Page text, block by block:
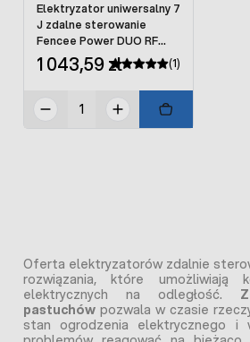
Elektryzator uniwersalny 7
J zdalne sterowanie
Fencee Power DUO RF
PDX70 SMART z pilotem
1 043,59 zł (1)
Oferta elektryzatorów zdalnie
rozwiązania, które umożliwiają
elektrycznych na odległość.
pastuchówpozwala w czasie
stan ogrodzenia elektrycznego i